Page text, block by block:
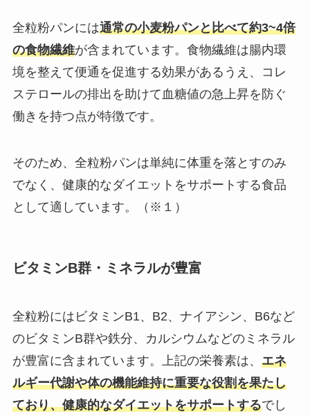
全粒粉パンには通常の小麦粉パンと比べて約3~4倍
の食物繊維が含まれています。​食物繊維は腸内環
境を整えて便通を促進する効果があるうえ、コレ
ステロールの排出を助けて血糖値の急上昇を防ぐ
働きを持つ点が特徴です。​
そのため、全粒粉パンは単純に体重を落とすのみ
でなく、健康的なダイエットをサポートする食品
として適しています。​（※１）
ビタミンB群・ミネラルが豊富
全粒粉にはビタミンB1、B2、ナイアシン、B6など
のビタミンB群や鉄分、カルシウムなどのミネラル
が豊富に含まれています。上記の栄養素は、 エネ
ルギー代謝や体の機能維持に重要な役割を果たし
ており、健康的なダイエットをサポートするでし